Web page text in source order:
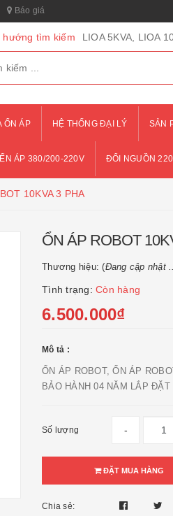
Báo giá
hướng tìm kiếm LIOA 5KVA, LIOA
ỔN ÁP HỆ THỐNG ĐẠI LÝ SẢN
ÁP 380/200-220V ĐỔI NGUỒN
10KVA 3 PHA
ỔN ÁP ROBOT
Thương hiệu: (Đang cập nhật
Tình trạng: Còn hàng
6.500.000₫
Mô tả :
ỔN ÁP ROBOT, ỔN ÁP
BẢO HÀNH 04 NĂM LẮP ĐẶT
Số lượng -
ĐẶT MUA HÀNG
Chia sẻ: